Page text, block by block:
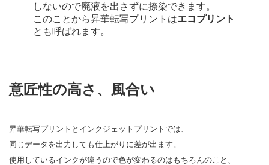
しないので廃液を出さずに捺染できます。
このことから昇華転写プリントはエコプリント
とも呼ばれます。
意匠性の高さ、風合い
昇華転写プリントとインクジェットプリントでは、
同じデータを出力しても仕上がりに差が出ます。
使用しているインクが違うので色が変わるのはもちろんのこと、